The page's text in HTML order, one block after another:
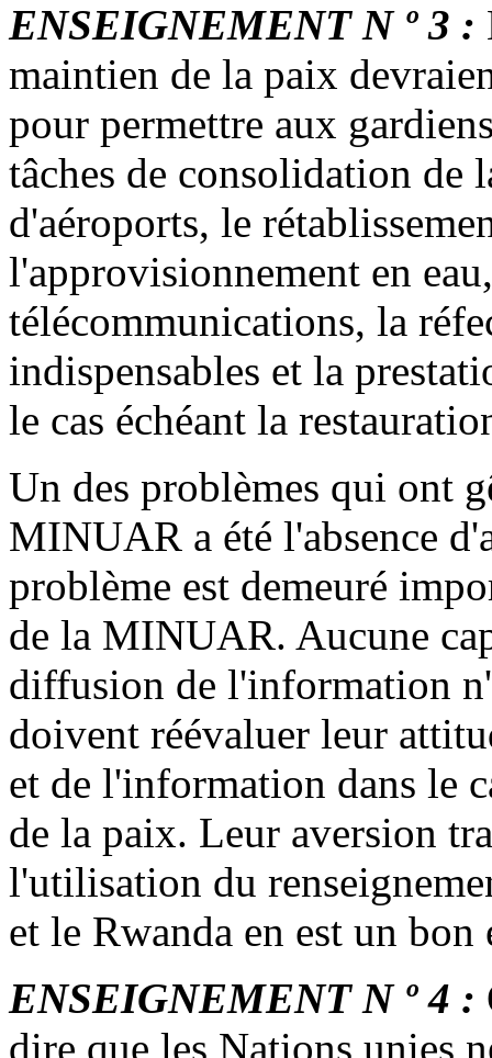
ENSEIGNEMENT N º 3 :
maintien de la paix
pour permettre aux
tâches de consolidation de
d'aéroports, le
l'approvisionnement en
télécommunications, la
indispensables et la
le cas échéant la
Un des problèmes qui ont
MINUAR a été l'absence
problème est demeuré
de la MINUAR. Aucune
diffusion de l'information
doivent réévaluer leur
et de l'information dans le
de la paix. Leur aversion
l'utilisation du
et le Rwanda en est un bon
ENSEIGNEMENT N º 4 :
dire que les Nations unies